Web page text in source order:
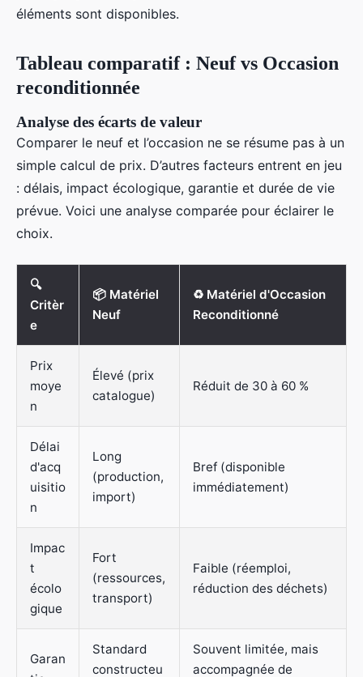
éléments sont disponibles.
Tableau comparatif : Neuf vs Occasion
reconditionnée
Analyse des écarts de valeur
Comparer le neuf et l’occasion ne se résume pas à un
simple calcul de prix. D’autres facteurs entrent en jeu
: délais, impact écologique, garantie et durée de vie
prévue. Voici une analyse comparée pour éclairer le
choix.
🔍
Critèr
e
📦 Matériel
Neuf
♻️ Matériel d'Occasion
Reconditionné
Prix
moye
n
Élevé (prix
catalogue)
Réduit de 30 à 60 %
Délai
d'acq
uisitio
n
Long
(production,
import)
Bref (disponible
immédiatement)
Impac
t
écolo
gique
Fort
(ressources,
transport)
Faible (réemploi,
réduction des déchets)
Garan
Standard
constructeu
Souvent limitée, mais
accompagnée de